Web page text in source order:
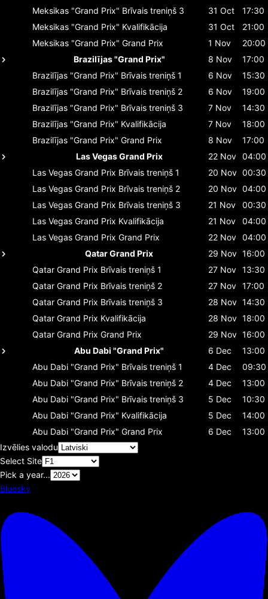
Meksikas "Grand Prix" Brīvais treniņš 3 31 Oct
17:30
Meksikas "Grand Prix" Kvalifikācija 31 Oct
21:00
Meksikas "Grand Prix" Grand Prix 1 Nov
20:00
Brazilījas "Grand Prix"
8 Nov
17:00
Brazilījas "Grand Prix" Brīvais treniņš 1 6 Nov
15:30
Brazilījas "Grand Prix" Brīvais treniņš 2 6 Nov
19:00
Brazilījas "Grand Prix" Brīvais treniņš 3 7 Nov
14:30
Brazilījas "Grand Prix" Kvalifikācija 7 Nov
18:00
Brazilījas "Grand Prix" Grand Prix 8 Nov
17:00
Las Vegas Grand Prix
22 Nov 04:00
Las Vegas Grand Prix Brīvais treniņš 1 20 Nov 00:30
Las Vegas Grand Prix Brīvais treniņš 2 20 Nov 04:00
Las Vegas Grand Prix Brīvais treniņš 3 21 Nov
00:30
Las Vegas Grand Prix Kvalifikācija 21 Nov
04:00
Las Vegas Grand Prix Grand Prix 22 Nov 04:00
Qatar Grand Prix
29 Nov 16:00
Qatar Grand Prix Brīvais treniņš 1 27 Nov 13:30
Qatar Grand Prix Brīvais treniņš 2 27 Nov 17:00
Qatar Grand Prix Brīvais treniņš 3 28 Nov 14:30
Qatar Grand Prix Kvalifikācija 28 Nov 18:00
Qatar Grand Prix Grand Prix 29 Nov 16:00
Abu Dabi "Grand Prix"
6 Dec
13:00
Abu Dabi "Grand Prix" Brīvais treniņš 1 4 Dec
09:30
Abu Dabi "Grand Prix" Brīvais treniņš 2 4 Dec
13:00
Abu Dabi "Grand Prix" Brīvais treniņš 3 5 Dec
10:30
Abu Dabi "Grand Prix" Kvalifikācija 5 Dec
14:00
Abu Dabi "Grand Prix" Grand Prix 6 Dec
13:00
Izvēlies valodu
Select Site
Pick a year...
Bluesky